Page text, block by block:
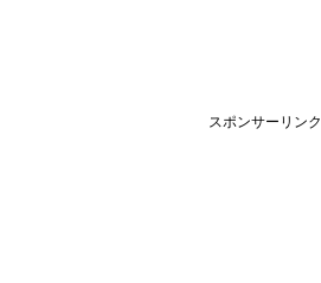
スポンサーリンク